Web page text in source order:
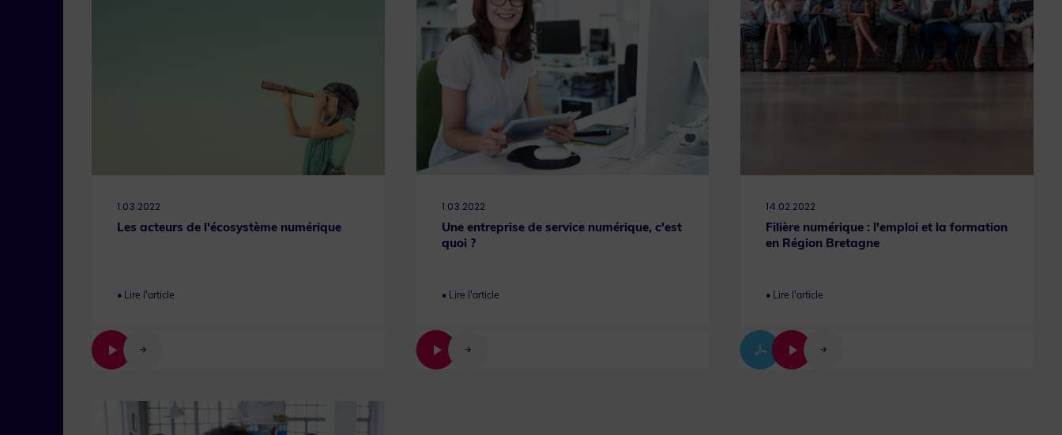
1.03.2022
Les acteurs de l'écosystème numérique
1.03.2022
Une entreprise de service numérique, c'est
quoi ?
14.02.2022
Filière numérique : l'emploi et la formation
en Région Bretagne